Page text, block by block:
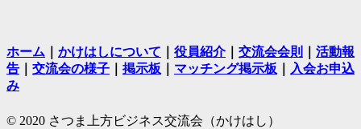
ホーム かけはしについて 役員紹介｜ 交流会会則
活動報
告
交流会の様子 掲示板 マッチング掲示板
入会お申込
み
© 2020 さつま上方ビジネス交流会（かけはし）